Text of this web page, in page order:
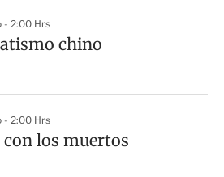
- 2:00 Hrs
chino
- 2:00 Hrs
los muertos